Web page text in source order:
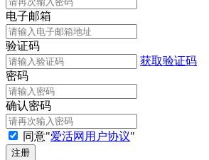
电子邮箱
验证码
获取验证码
密码
确认密码
同意"爱活网用户协议"